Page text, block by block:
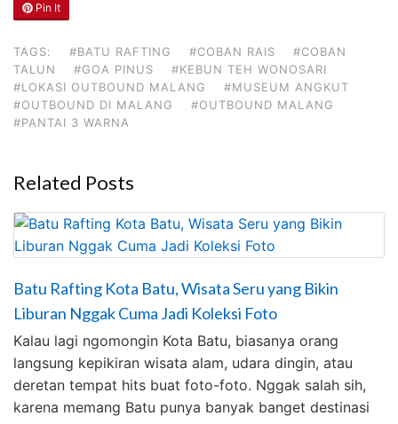
Pin It
TAGS: #BATU RAFTING #COBAN RAIS
#COBAN
TALUN
#GOA PINUS
#KEBUN TEH WONOSARI
#LOKASI OUTBOUND MALANG
#MUSEUM ANGKUT
#OUTBOUND DI MALANG
#OUTBOUND MALANG
#PANTAI 3 WARNA
Related Posts
Batu Rafting Kota Batu, Wisata Seru yang Bikin
Liburan Nggak Cuma Jadi Koleksi Foto
Kalau lagi ngomongin Kota Batu, biasanya orang
langsung kepikiran wisata alam, udara dingin, atau
deretan tempat hits buat foto-foto. Nggak salah sih,
karena memang Batu punya banyak banget destinasi